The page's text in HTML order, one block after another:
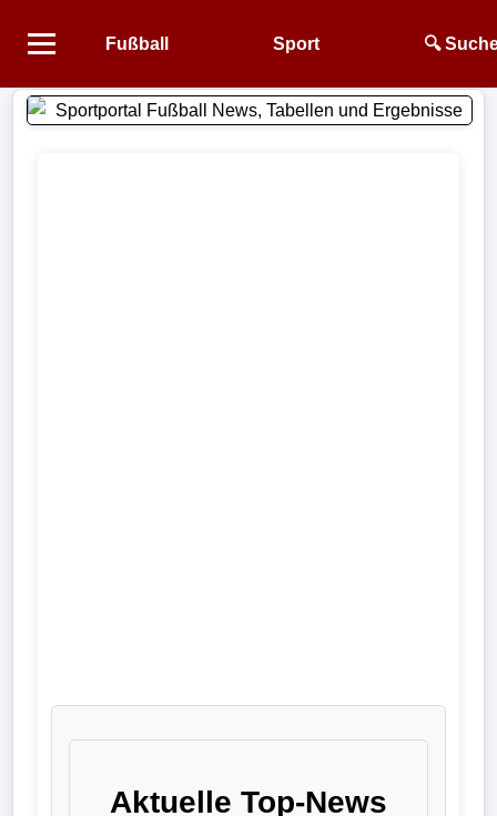
Fußball Sport 🔍
Startseite
Champions
League
Aktuelle Top-News